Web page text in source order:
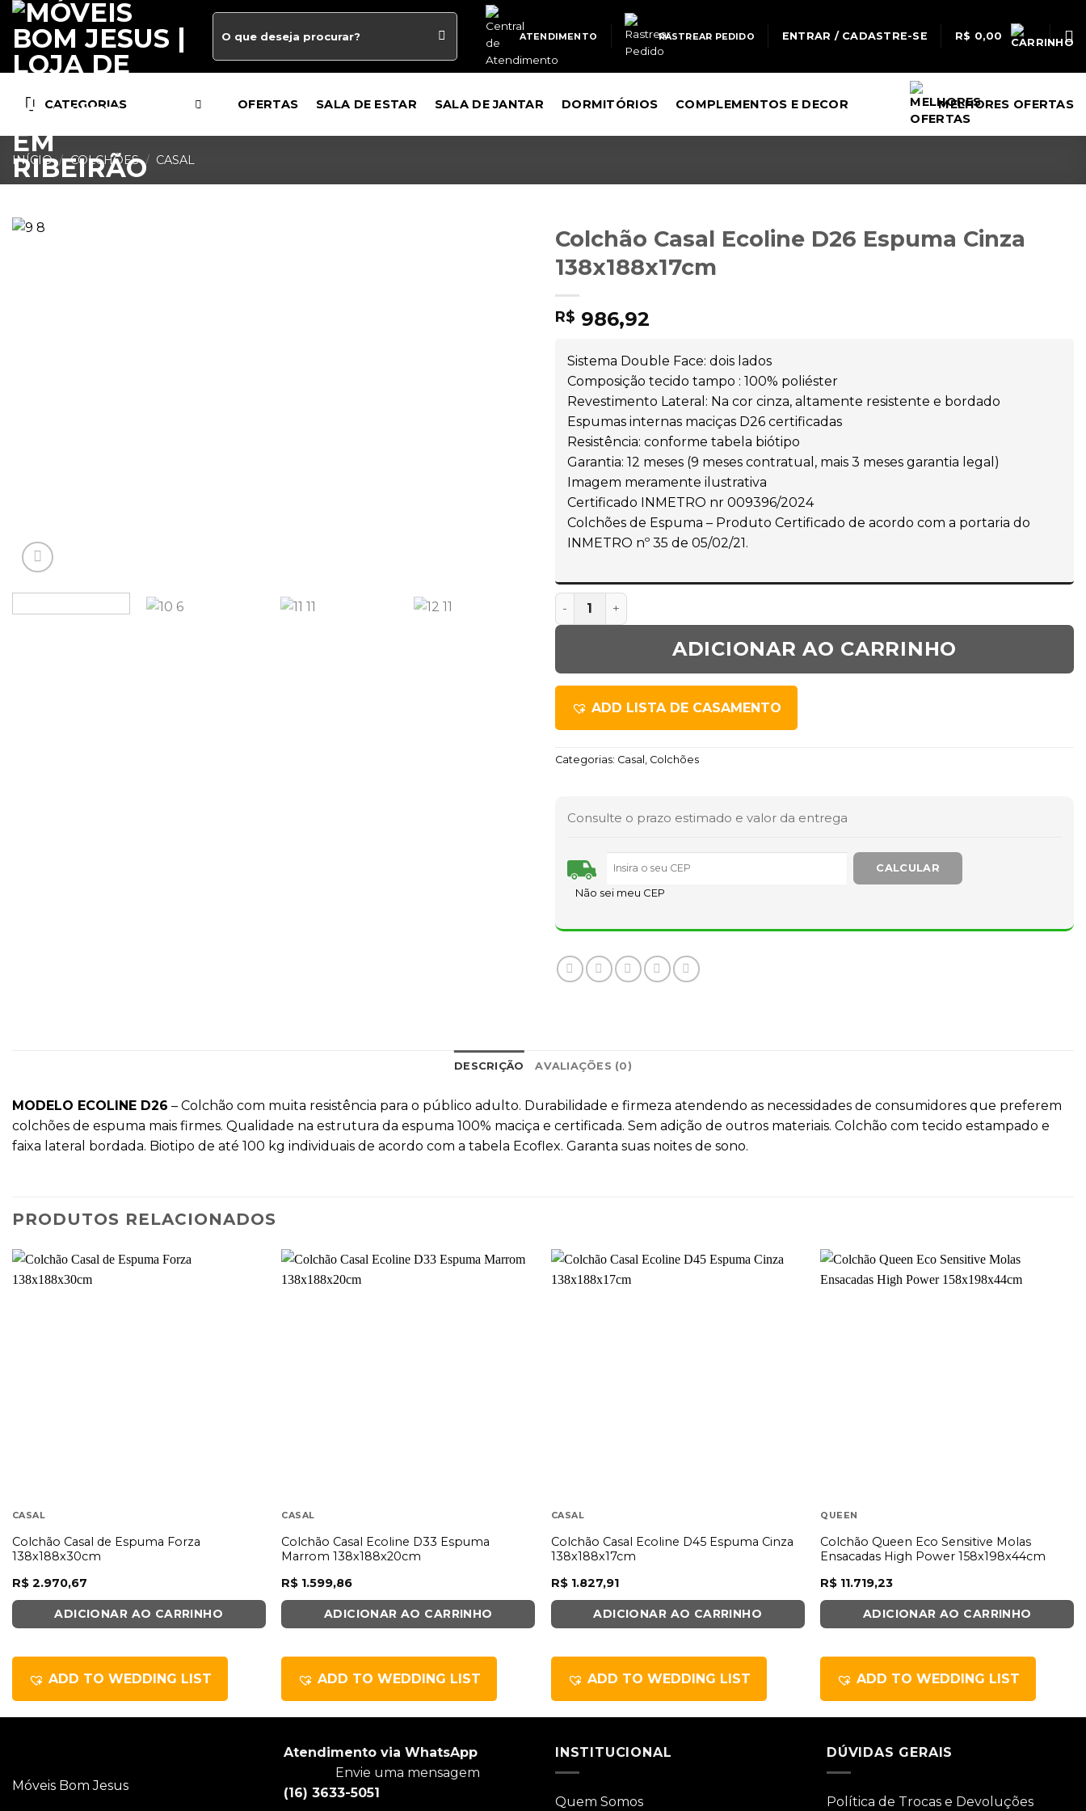
ATENDIMENTO RASTREAR PEDIDO ENTRAR / CADASTRE-SE R$ 0,00
CATEGORIAS OFERTAS SALA DE ESTAR SALA DE JANTAR DORMITÓRIOS COMPLEMENTOS E DECOR MELHORES OFERTAS
INÍCIO / COLCHÕES / CASAL
Colchão Casal Ecoline D26 Espuma Cinza
138x188x17cm
R$ 986,92
Sistema Double Face: dois lados
Composição tecido tampo : 100% poliéster
Revestimento Lateral: Na cor cinza, altamente resistente e bordado
Espumas internas maciças D26 certificadas
Resistência: conforme tabela biótipo
Garantia: 12 meses (9 meses contratual, mais 3 meses garantia legal)
Imagem meramente ilustrativa
Certificado INMETRO nr 009396/2024
Colchões de Espuma – Produto Certificado de acordo com a portaria do
INMETRO nº 35 de 05/02/21.
ADICIONAR AO CARRINHO
ADD LISTA DE CASAMENTO
Categorias: Casal Colchões
Consulte o prazo estimado e valor da entrega
Não sei meu CEP
DESCRIÇÃO AVALIAÇÕES (0)
MODELO ECOLINE D26 – Colchão com muita resistência para o público adulto. Durabilidade e firmeza atendendo as necessidades de consumidores que preferem
colchões de espuma mais firmes. Qualidade na estrutura da espuma 100% maciça e certificada. Sem adição de outros materiais. Colchão com tecido estampado e
faixa lateral bordada. Biotipo de até 100 kg individuais de acordo com a tabela Ecoflex. Garanta suas noites de sono.
PRODUTOS RELACIONADOS
CASAL
Colchão Casal de Espuma Forza
138x188x30cm
R$2.970,67
ADICIONAR AO CARRINHO
ADD TO WEDDING LIST
CASAL
Colchão Casal Ecoline D33 Espuma
Marrom 138x188x20cm
R$ 1.599,86
ADICIONAR AO CARRINHO
ADD TO WEDDING LIST
CASAL
Colchão Casal Ecoline D45 Espuma Cinza
138x188x17cm
R$1.827,91
ADICIONAR AO CARRINHO
ADD TO WEDDING LIST
QUEEN
Colchão Queen Eco Sensitive Molas
Ensacadas High Power 158x198x44cm
R$ 11.719,23
ADICIONAR AO CARRINHO
ADD TO WEDDING LIST
Móveis Bom Jesus
Atendimento via WhatsApp
Envie uma mensagem
(16) 3633-5051
INSTITUCIONAL
Quem Somos
DÚVIDAS GERAIS
Política de Trocas e Devoluções